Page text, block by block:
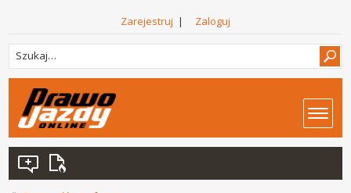
Zarejestruj | Zaloguj